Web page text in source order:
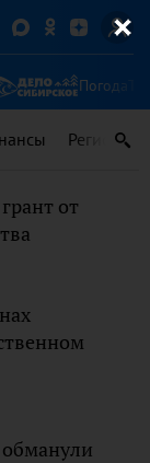
Погода
Регионы
от